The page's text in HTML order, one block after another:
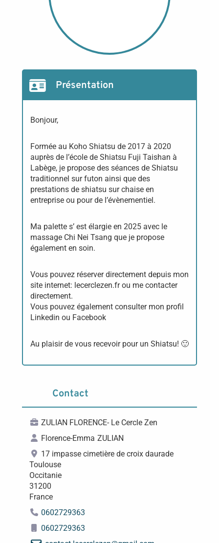
Présentation
Bonjour,
Formée au Koho Shiatsu de 2017 à 2020
auprès de l’école de Shiatsu Fuji Taishan à
Labège, je propose des séances de Shiatsu
traditionnel sur futon ainsi que des
prestations de shiatsu sur chaise en
entreprise ou pour de l’évènementiel.
Ma palette s’ est élargie en 2025 avec le
massage Chi Nei Tsang que je propose
également en soin.
Vous pouvez réserver directement depuis mon
site internet: lecerclezen.fr ou me contacter
directement.
Vous pouvez également consulter mon profil
Linkedin ou Facebook
Au plaisir de vous recevoir pour un Shiatsu! 🙂
Contact
ZULIAN FLORENCE- Le Cercle Zen
Florence-Emma ZULIAN
17 impasse cimetière de croix daurade
Toulouse
Occitanie
31200
France
0602729363
0602729363